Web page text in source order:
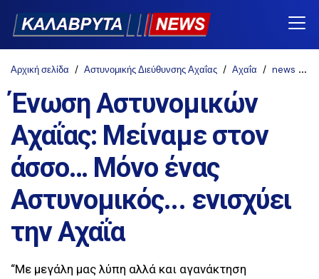
Αρχική σελίδα Αστυνομικής Διεύθυνσης Αχαΐας Αχαΐα news
Ένωση Αστυνομικών
Αχαΐας: Μείναμε στον
άσσο… Μόνο ένας
Αστυνομικός... ενισχύει
την Αχαΐα
“Με μεγάλη μας λύπη αλλά και αγανάκτηση